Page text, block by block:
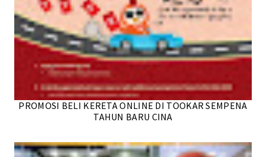
PROMOSI BELI KERETA ONLINE DI TOOKAR SEMPENA
TAHUN BARU CINA